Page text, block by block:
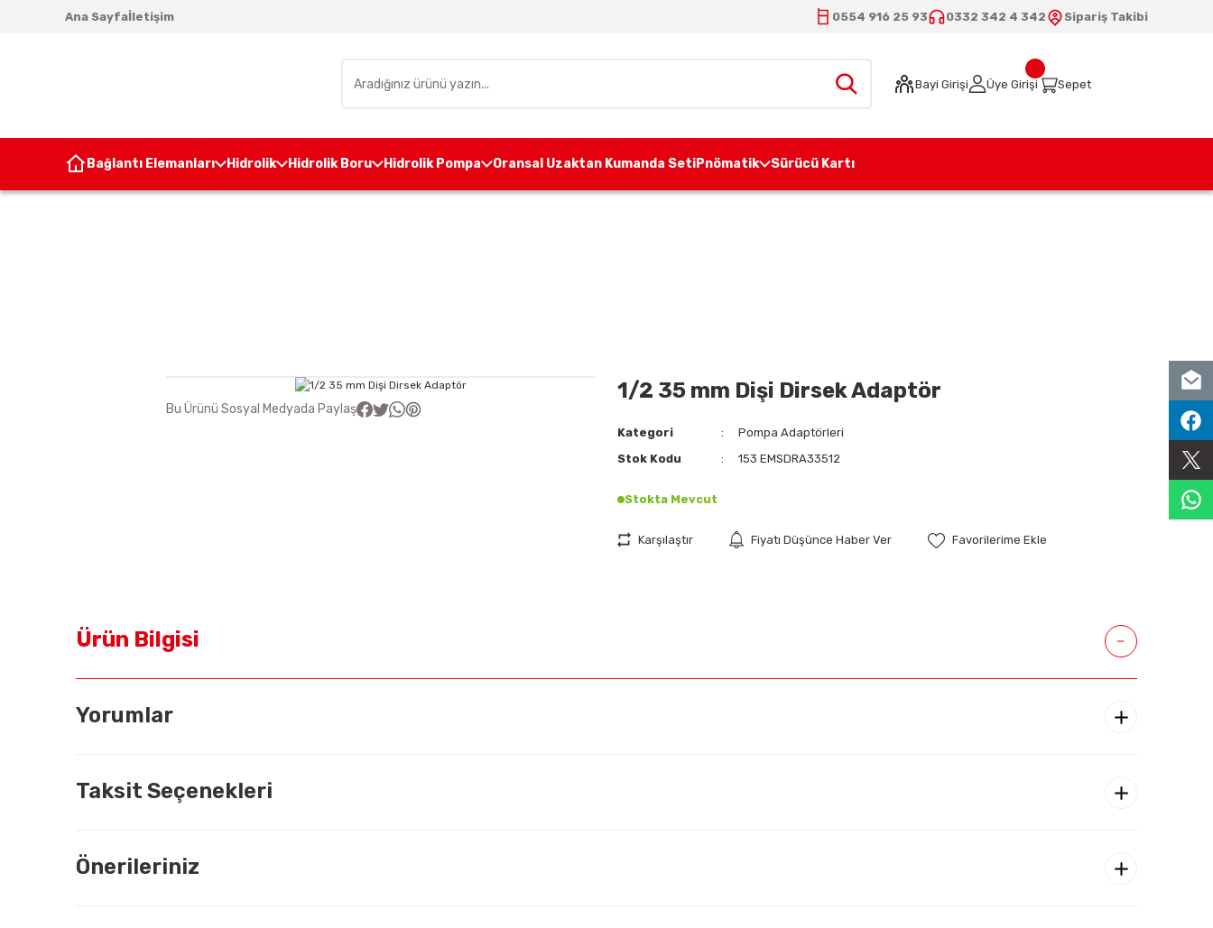
Ana Sayfaİletişim 0554 916 25 93 0332 342 4 342 Sipariş Takibi
Bayi Girişi Üye Girişi Sepet
Bağlantı Elemanları Hidrolik Hidrolik Boru Hidrolik Pompa Oransal Uzaktan Kumanda SetiPnömatik Sürücü Kartı
Bu Ürünü Sosyal Medyada Paylaş
1/2 35 mm Dişi Dirsek Adaptör
Kategori
Pompa Adaptörleri
Stok Kodu
153 EMSDRA33512
Stokta Mevcut
Karşılaştır Fiyatı Düşünce Haber Ver
Ürün Bilgisi
Yorumlar
Taksit Seçenekleri
Önerileriniz